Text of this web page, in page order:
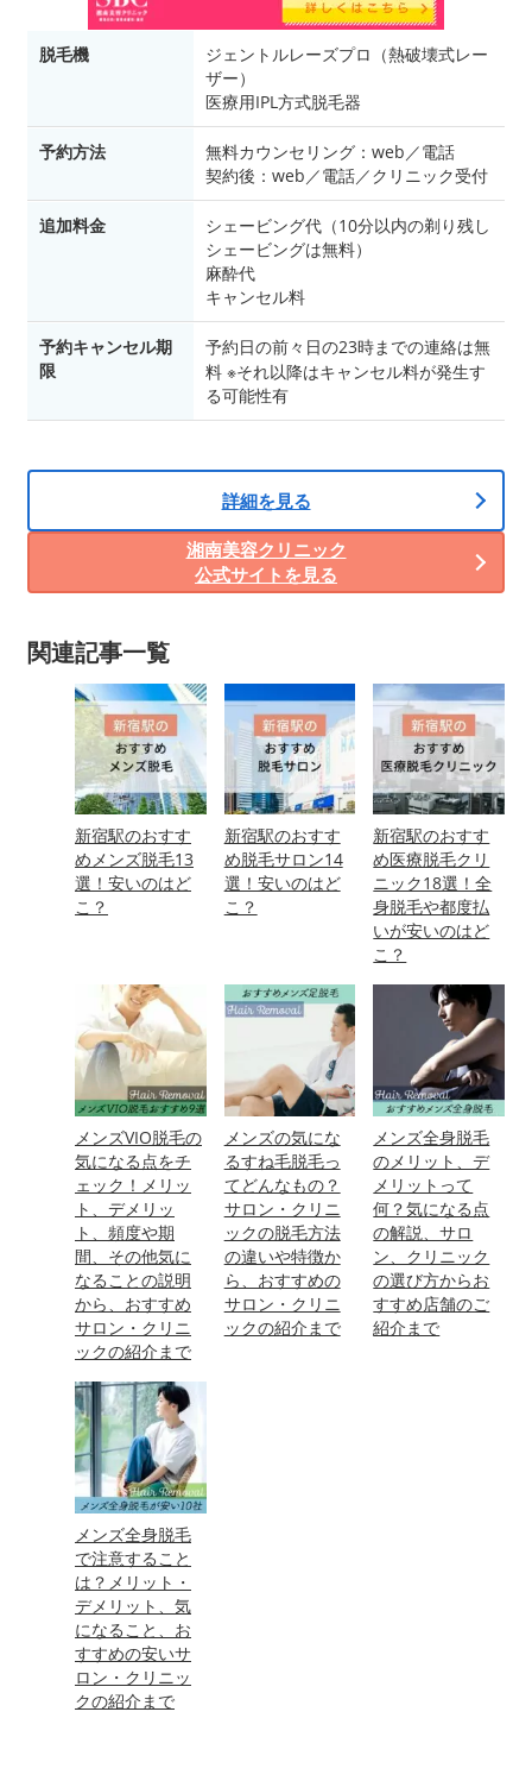
脱毛機
ジェントルレーズプロ（熱破壊式レー
ザー）
医療用IPL方式脱毛器
予約方法
無料カウンセリング：web／電話
契約後：web／電話／クリニック受付
追加料金
シェービング代（10分以内の剃り残し
シェービングは無料）
麻酔代
キャンセル料
予約キャンセル期
限
予約日の前々日の23時までの連絡は無
料 ※それ以降はキャンセル料が発生す
る可能性有
詳細を見る
湘南美容クリニック
公式サイトを見る
関連記事一覧
新宿駅のおすす
めメンズ脱毛13
選！安いのはど
こ？
新宿駅のおすす
め脱毛サロン14
選！安いのはど
こ？
新宿駅のおすす
め医療脱毛クリ
ニック18選！全
身脱毛や都度払
いが安いのはど
こ？
メンズVIO脱毛の
気になる点をチ
ェック！メリッ
ト、デメリッ
ト、頻度や期
間、その他気に
なることの説明
から、おすすめ
サロン・クリニ
ックの紹介まで
メンズの気にな
るすね毛脱毛っ
てどんなもの？
サロン・クリニ
ックの脱毛方法
の違いや特徴か
ら、おすすめの
サロン・クリニ
ックの紹介まで
メンズ全身脱毛
のメリット、デ
メリットって
何？気になる点
の解説、サロ
ン、クリニック
の選び方からお
すすめ店舗のご
紹介まで
メンズ全身脱毛
で注意すること
は？メリット・
デメリット、気
になること、お
すすめの安いサ
ロン・クリニッ
クの紹介まで